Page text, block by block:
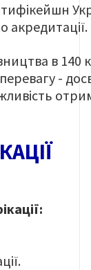
акредитації.
в 140
-